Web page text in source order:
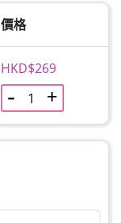
價格
HKD$269